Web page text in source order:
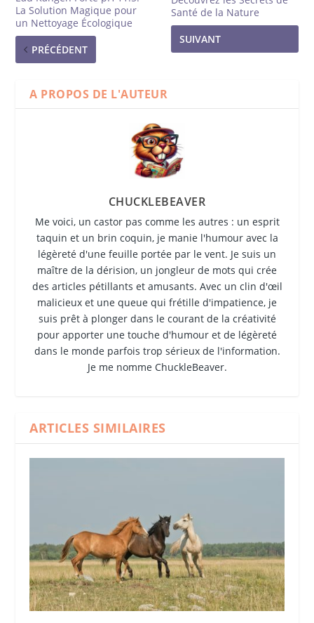
La Solution Magique pour
un Nettoyage Écologique
PRÉCÉDENT
Santé de la Nature
SUIVANT
A PROPOS DE L'AUTEUR
CHUCKLEBEAVER
Me voici, un castor pas comme les autres : un esprit
taquin et un brin coquin, je manie l'humour avec la
légèreté d'une feuille portée par le vent. Je suis un
maître de la dérision, un jongleur de mots qui crée
des articles pétillants et amusants. Avec un clin d'œil
malicieux et une queue qui frétille d'impatience, je
suis prêt à plonger dans le courant de la créativité
pour apporter une touche d'humour et de légèreté
dans le monde parfois trop sérieux de l'information.
Je me nomme ChuckleBeaver.
ARTICLES SIMILAIRES